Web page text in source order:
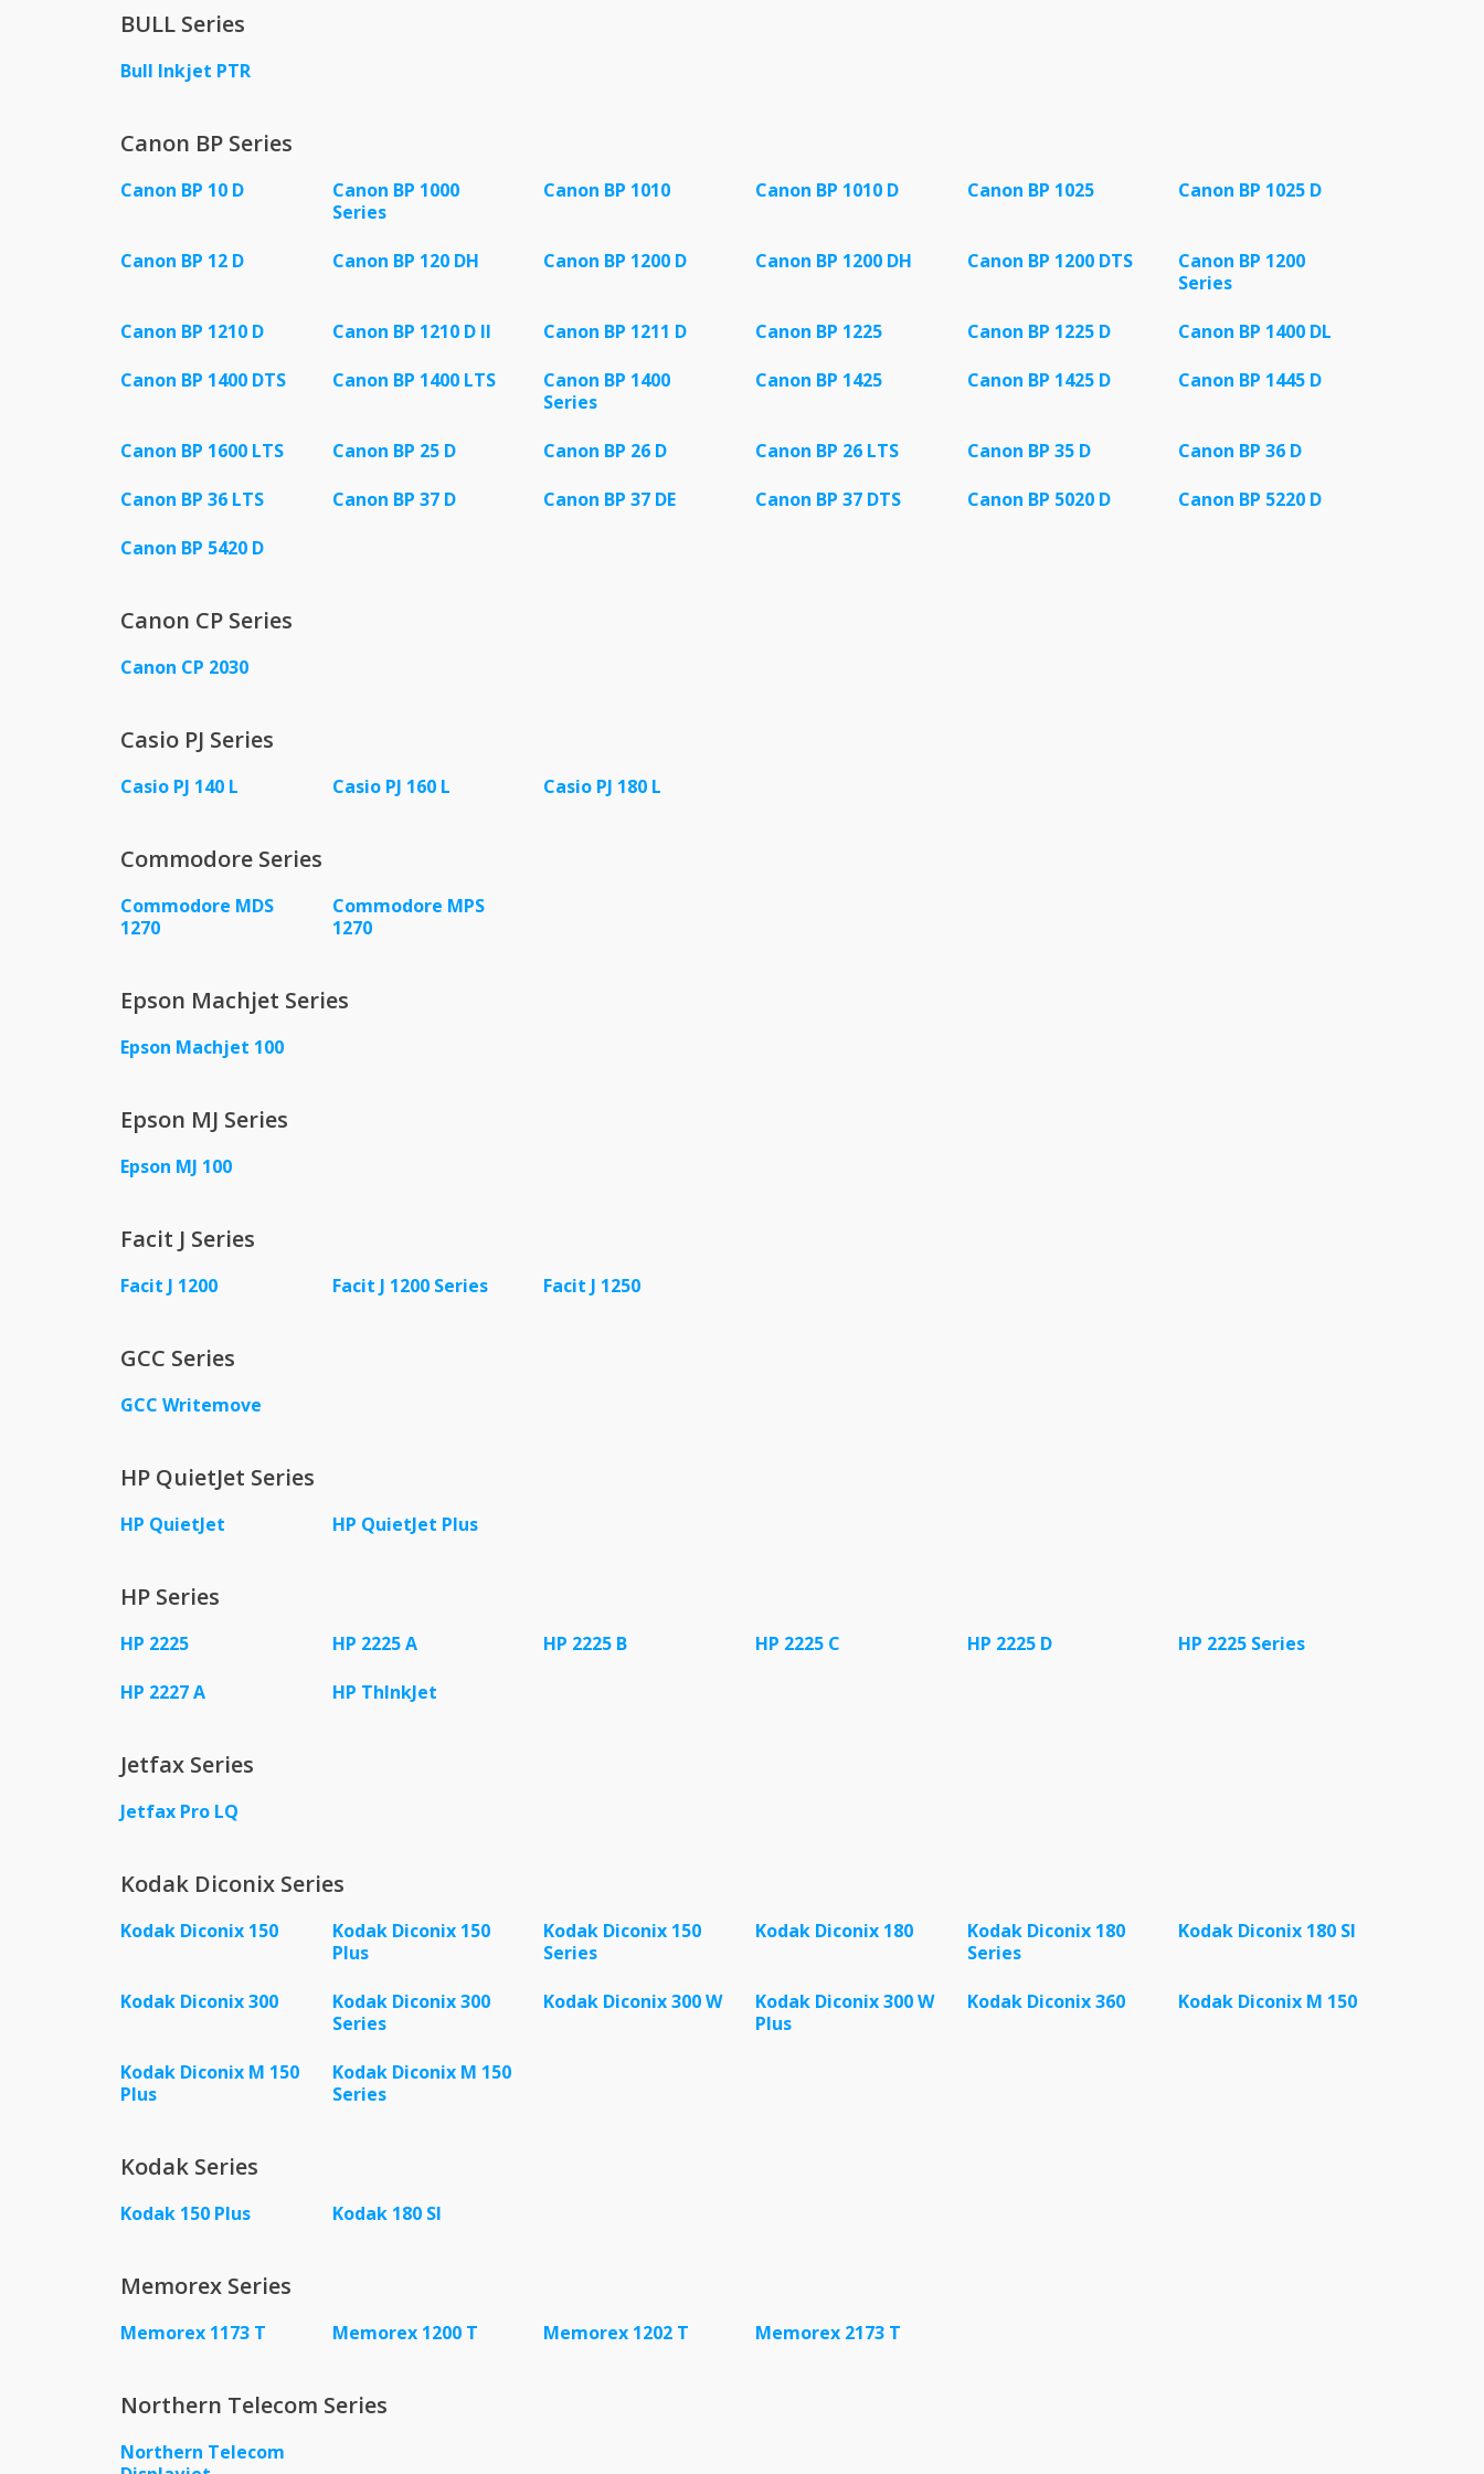
BULL Series
Bull Inkjet PTR
Canon BP Series
Canon BP 10 D
Canon BP 1000
Series
Canon BP 1010 Canon BP 1010 D Canon BP 1025 Canon BP 1025 D
Canon BP 12 D Canon BP 120 DH Canon BP 1200 D Canon BP 1200 DH Canon BP 1200 DTS
Canon BP 1200
Series
Canon BP 1210 D
Canon BP 1210 D II Canon BP 1211 D Canon BP 1225 Canon BP 1225 D
Canon BP 1400 DL
Canon BP 1400 DTS
Canon BP 1400 LTS
Canon BP 1400
Series
Canon BP 1425 Canon BP 1425 D Canon BP 1445 D
Canon BP 1600 LTS Canon BP 25 D Canon BP 26 D Canon BP 26 LTS Canon BP 35 D
Canon BP 36 D
Canon BP 36 LTS
Canon BP 37 D Canon BP 37 DE Canon BP 37 DTS Canon BP 5020 D
Canon BP 5220 D
Canon BP 5420 D
Canon CP Series
Canon CP 2030
Casio PJ Series
Casio PJ 140 L Casio PJ 160 L Casio PJ 180 L
Commodore Series
Commodore MDS
1270
Commodore MPS
1270
Epson Machjet Series
Epson Machjet 100
Epson MJ Series
Epson MJ 100
Facit J Series
Facit J 1200 Facit J 1200 Series Facit J 1250
GCC Series
GCC Writemove
HP QuietJet Series
HP QuietJet HP QuietJet Plus
HP Series
HP 2225 HP 2225 A HP 2225 B HP 2225 C HP 2225 D
HP 2225 Series
HP 2227 A
HP ThInkJet
Jetfax Series
Jetfax Pro LQ
Kodak Diconix Series
Kodak Diconix 150
Kodak Diconix 150
Plus
Kodak Diconix 150
Series
Kodak Diconix 180
Kodak Diconix 180
Series
Kodak Diconix 180 SI
Kodak Diconix 300
Kodak Diconix 300
Series
Kodak Diconix 300 W
Kodak Diconix 300 W
Plus
Kodak Diconix 360 Kodak Diconix M 150
Kodak Diconix M 150
Plus
Kodak Diconix M 150
Series
Kodak Series
Kodak 150 Plus Kodak 180 SI
Memorex Series
Memorex 1173 T Memorex 1200 T Memorex 1202 T Memorex 2173 T
Northern Telecom Series
Northern Telecom